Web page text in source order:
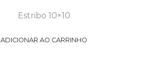
Estribo 10×10
ADICIONAR AO CARRINHO